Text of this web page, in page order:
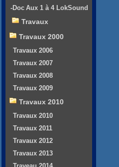
-Doc Aux 1 à 4 LokSound
Travaux
Travaux 2000
Travaux 2006
Travaux 2007
Travaux 2008
Travaux 2009
Travaux 2010
Travaux 2010
Travaux 2011
Travaux 2012
Travaux 2013